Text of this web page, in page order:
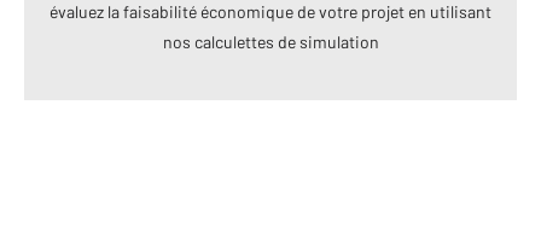
évaluez la faisabilité économique de votre projet en utilisant
nos calculettes de simulation